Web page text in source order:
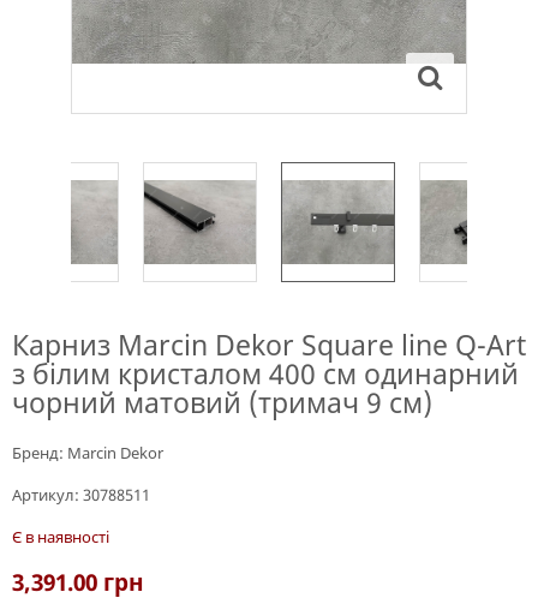
Карниз Marcin Dekor Square line Q-Art
з білим кристалом 400 см одинарний
чорний матовий (тримач 9 см)
Бренд: Marcin Dekor
Артикул: 30788511
Є в наявності
3,391.00 грн